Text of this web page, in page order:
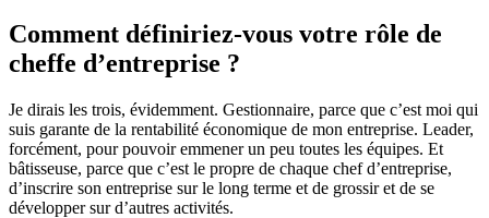
Comment définiriez-vous votre rôle de
cheffe d’entreprise ?
Je dirais les trois, évidemment. Gestionnaire, parce que c’est moi qui
suis garante de la rentabilité économique de mon entreprise. Leader,
forcément, pour pouvoir emmener un peu toutes les équipes. Et
bâtisseuse, parce que c’est le propre de chaque chef d’entreprise,
d’inscrire son entreprise sur le long terme et de grossir et de se
développer sur d’autres activités.